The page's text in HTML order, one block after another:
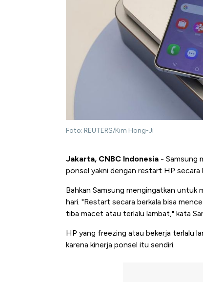
Foto: REUTERS/Kim Hong-Ji
Jakarta, CNBC Indonesia - Samsung
ponsel yakni dengan restart HP secara
Bahkan Samsung mengingatkan untuk
hari. "Restart secara berkala bisa
tiba macet atau terlalu lambat," kata
HP yang freezing atau bekerja terlalu
karena kinerja ponsel itu sendiri.